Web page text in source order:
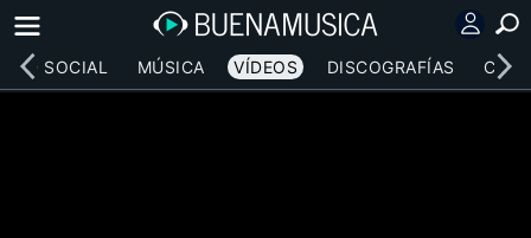
RED SOCIAL MÚSICA VÍDEOS DISCOGRAFÍAS